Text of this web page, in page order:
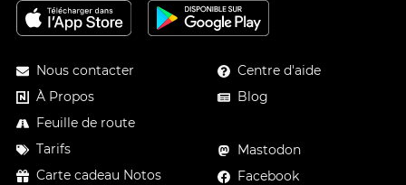
Nous contacter
À Propos
Feuille de route
Tarifs
Carte cadeau Notos
Centre d'aide
Blog
Mastodon
Facebook